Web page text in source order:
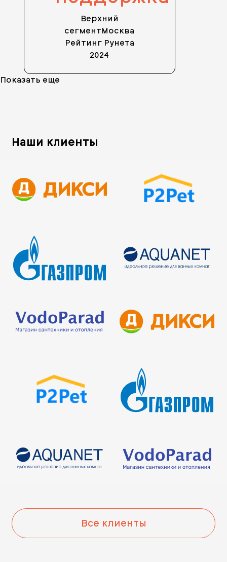
Верхний
сегментМосква
Рейтинг Рунета
2024
Показать еще
Наши клиенты
Все клиенты